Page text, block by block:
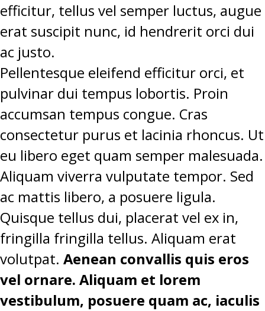
efficitur, tellus vel semper luctus, augue
erat suscipit nunc, id hendrerit orci dui
ac justo.
Pellentesque eleifend efficitur orci, et
pulvinar dui tempus lobortis. Proin
accumsan tempus congue. Cras
consectetur purus et lacinia rhoncus. Ut
eu libero eget quam semper malesuada.
Aliquam viverra vulputate tempor. Sed
ac mattis libero, a posuere ligula.
Quisque tellus dui, placerat vel ex in,
fringilla fringilla tellus. Aliquam erat
volutpat. Aenean convallis quis eros
vel ornare. Aliquam et lorem
vestibulum, posuere quam ac, iaculis